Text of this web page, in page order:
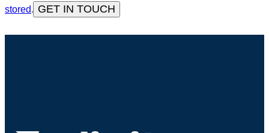
stored.